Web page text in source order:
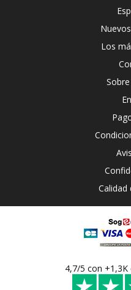
Los
Calidad
4,7/5 con +1,3K